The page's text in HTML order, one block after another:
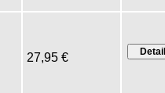
27,95 €